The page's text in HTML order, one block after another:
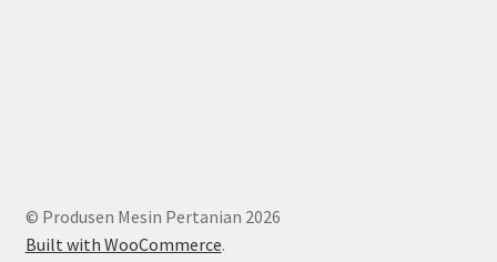
© Produsen Mesin Pertanian 2026
Built with WooCommerce.